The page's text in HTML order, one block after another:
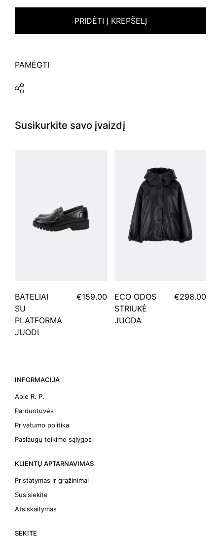
PRIDĖTI Į KREPŠELĮ
PAMĖGTI
Susikurkite savo įvaizdį
BATELIAI
SU
PLATFORMA
JUODI
€159.00
ECO ODOS
STRIUKĖ
JUODA
€298.00
INFORMACIJA
Apie R. P.
Parduotuvės
Privatumo politika
Paslaugų teikimo sąlygos
KLIENTŲ APTARNAVIMAS
Pristatymas ir grąžinimai
Susisiekite
Atsiskaitymas
SEKITE